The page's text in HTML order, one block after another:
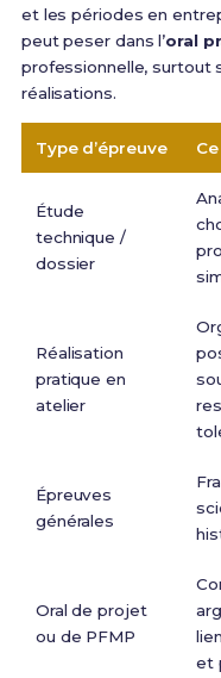
et les périodes en
peut peser dans l’oral
professionnelle, surtout
réalisations.
Type d’épreuve
Étude
technique /
dossier
Réalisation
pratique en
atelier
Épreuves
générales
Oral de projet
ou de PFMP
et